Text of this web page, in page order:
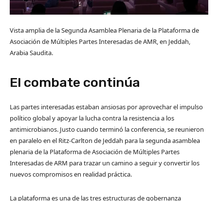
Vista amplia de la Segunda Asamblea Plenaria de la Plataforma de
Asociación de Múltiples Partes Interesadas de AMR, en Jeddah,
Arabia Saudita.
El combate continúa
Las partes interesadas estaban ansiosas por aprovechar el impulso
político global y apoyar la lucha contra la resistencia a los
antimicrobianos. Justo cuando terminó la conferencia, se reunieron
en paralelo en el Ritz-Carlton de Jeddah para la segunda asamblea
plenaria de la Plataforma de Asociación de Múltiples Partes
Interesadas de ARM para trazar un camino a seguir y convertir los
nuevos compromisos en realidad práctica.
La plataforma es una de las tres estructuras de gobernanza